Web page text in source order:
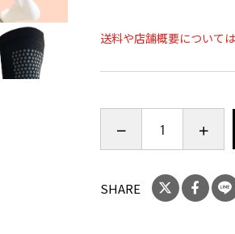
・動きやすいサポー
・保温性と通気性の
特許素材の温泉複合
に着用する事でより
送料や店舗概要について
SHARE